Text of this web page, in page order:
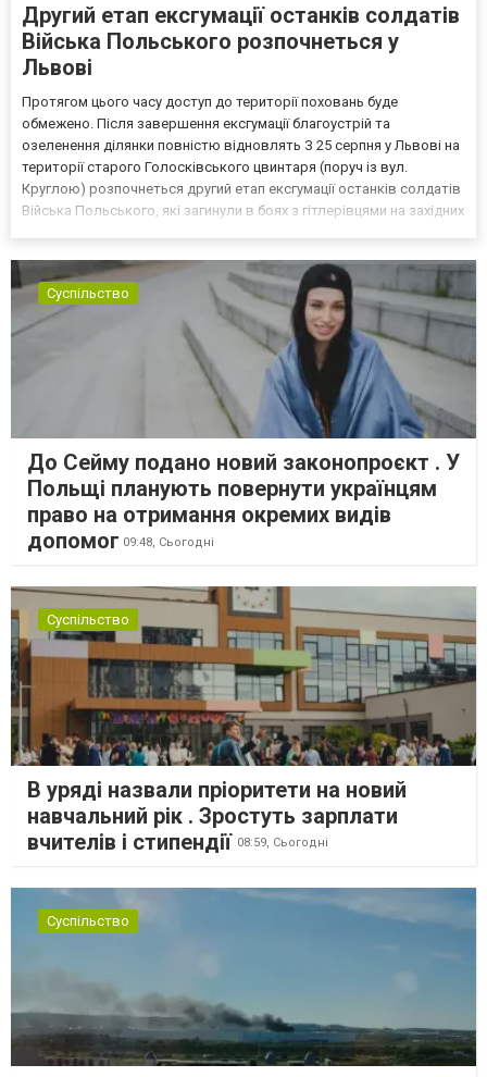
Другий етап ексгумації останків солдатів
Війська Польського розпочнеться у
Львові
Протягом цього часу доступ до території поховань буде
обмежено. Після завершення ексгумації благоустрій та
озеленення ділянки повністю відновлять З 25 серпня у Львові на
території старого Голосківського цвинтаря (поруч із вул.
Круглою) розпочнеться другий етап ексгумації останків солдатів
Війська Польського, які загинули в боях з гітлерівцями на західних
Суспільство
До Сейму подано новий законопроєкт . У
Польщі планують повернути українцям
право на отримання окремих видів
допомог 09:48, Сьогодні
Суспільство
В уряді назвали пріоритети на новий
навчальний рік . Зростуть зарплати
вчителів і стипендії 08:59, Сьогодні
Суспільство